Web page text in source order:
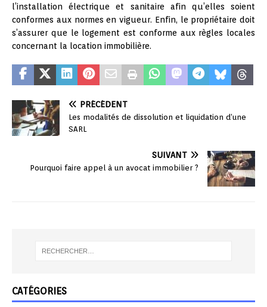
l’installation électrique et sanitaire afin qu’elles soient
conformes aux normes en vigueur. Enfin, le propriétaire doit
s’assurer que le logement est conforme aux règles locales
concernant la location immobilière.
PRÉCÉDENT
Les modalités de dissolution et liquidation d’une
SARL
SUIVANT
Pourquoi faire appel à un avocat immobilier ?
CATÉGORIES